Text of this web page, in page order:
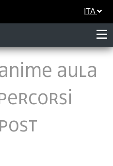
ITA
Aula